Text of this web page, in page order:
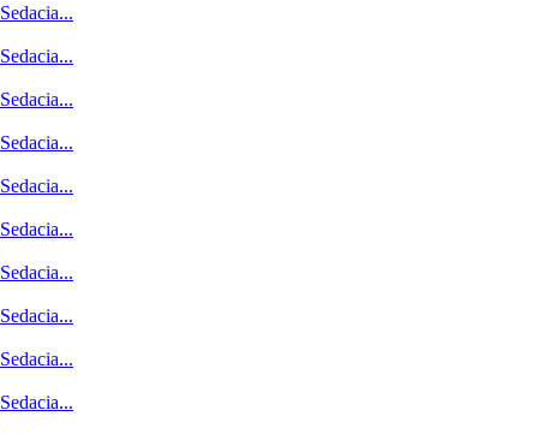
Sedacia...
Sedacia...
Sedacia...
Sedacia...
Sedacia...
Sedacia...
Sedacia...
Sedacia...
Sedacia...
Sedacia...